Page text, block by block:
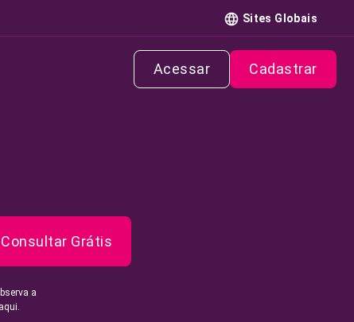
Sites Globais
Acessar Cadastrar
Consultar Grátis
a